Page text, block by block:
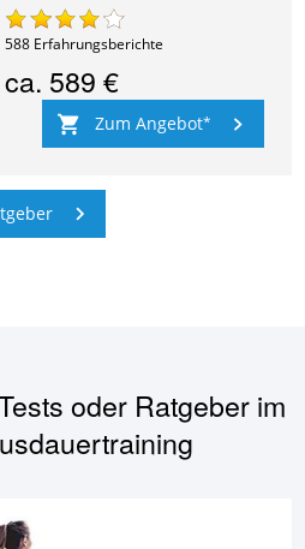
588 Erfahrungsberichte
ca. 589 €
Zum Angebot
oder Ratgeber im